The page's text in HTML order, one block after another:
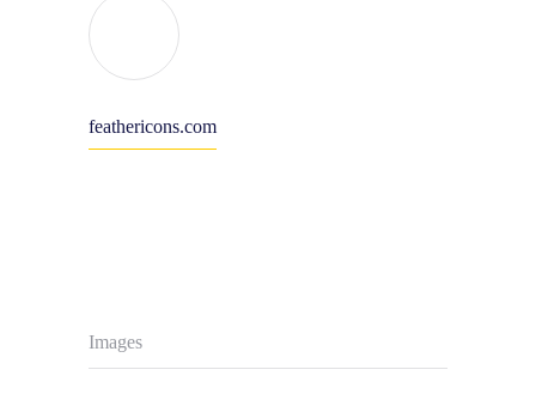
feathericons.com
Images